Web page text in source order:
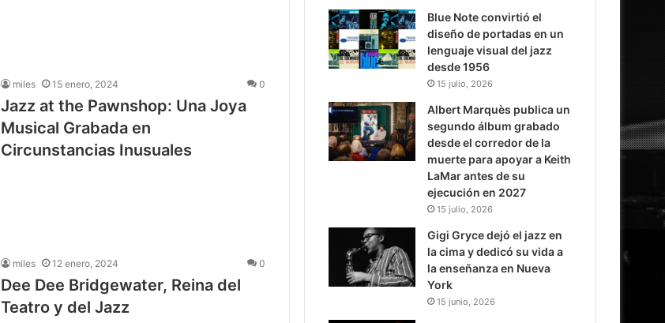
miles 15 enero, 2024 0
Jazz at the Pawnshop: Una Joya
Musical Grabada en
Circunstancias Inusuales
miles 12 enero, 2024 0
Dee Dee Bridgewater, Reina del
Teatro y del Jazz
Blue Note convirtió el
diseño de portadas en un
lenguaje visual del jazz
desde 1956
15 julio, 2026
Albert Marquès publica un
segundo álbum grabado
desde el corredor de la
muerte para apoyar a Keith
LaMar antes de su
ejecución en 2027
15 julio, 2026
Gigi Gryce dejó el jazz en
la cima y dedicó su vida a
la enseñanza en Nueva
York
15 junio, 2026